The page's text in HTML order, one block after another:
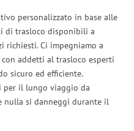
personalizzato in base alle
di trasloco disponibili a
richiesti. Ci impegniamo a
addetti al trasloco esperti
sicuro ed efficiente.
per il lungo viaggio da
nulla si danneggi durante il